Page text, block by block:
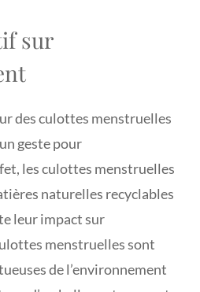
sur
des culottes menstruelles
geste pour
les culottes menstruelles
naturelles recyclables
leur impact sur
menstruelles sont
de l’environnement